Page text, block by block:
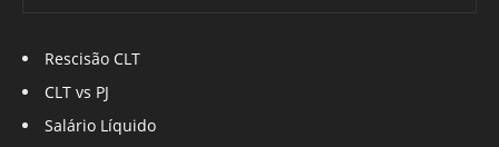
Rescisão CLT
CLT vs PJ
Salário Líquido